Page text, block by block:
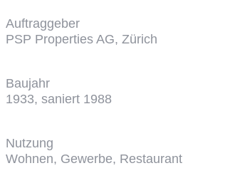
Auftraggeber
PSP Properties AG, Zürich
Baujahr
1933, saniert 1988
Nutzung
Wohnen, Gewerbe, Restaurant